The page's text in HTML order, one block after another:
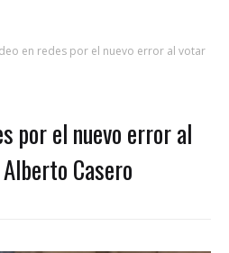
en redes por el nuevo error al votar
por el nuevo error al
Casero